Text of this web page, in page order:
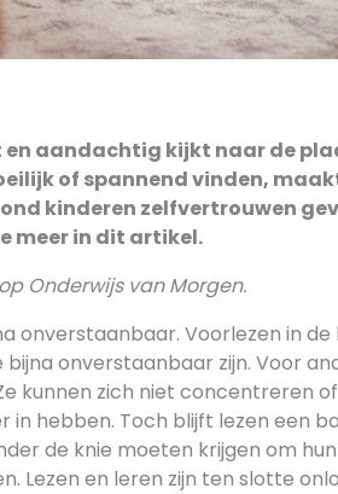
aandachtig kijkt naar de
of spannend vinden,
kinderen zelfvertrouwen
meer in dit artikel.
Onderwijs van Morgen.
onverstaanbaar. Voorlezen in de
onverstaanbaar zijn. Voor
kunnen zich niet concentreren
in hebben. Toch blijft lezen een
de knie moeten krijgen om
Lezen en leren zijn ten slotte